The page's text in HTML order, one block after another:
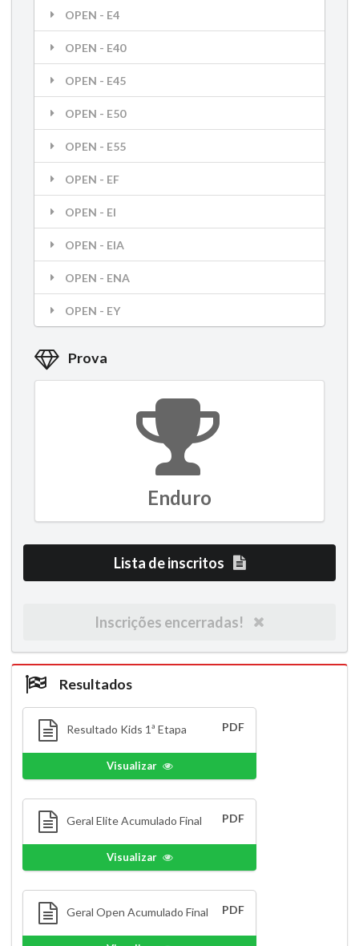
OPEN - E4
OPEN - E40
OPEN - E45
OPEN - E50
OPEN - E55
OPEN - EF
OPEN - EI
OPEN - EIA
OPEN - ENA
OPEN - EY
Prova
Enduro
Lista de inscritos
Inscrições encerradas!
Resultados
Resultado Kids 1ª Etapa PDF
Visualizar
Geral Elite Acumulado Final PDF
Visualizar
Geral Open Acumulado Final PDF